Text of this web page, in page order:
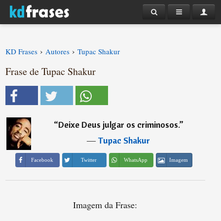
KD Frases › Autores › Tupac Shakur
Frase de Tupac Shakur
“Deixe Deus julgar os criminosos.”
―Tupac Shakur
Facebook Twitter WhatsApp Imagem
Imagem da Frase: